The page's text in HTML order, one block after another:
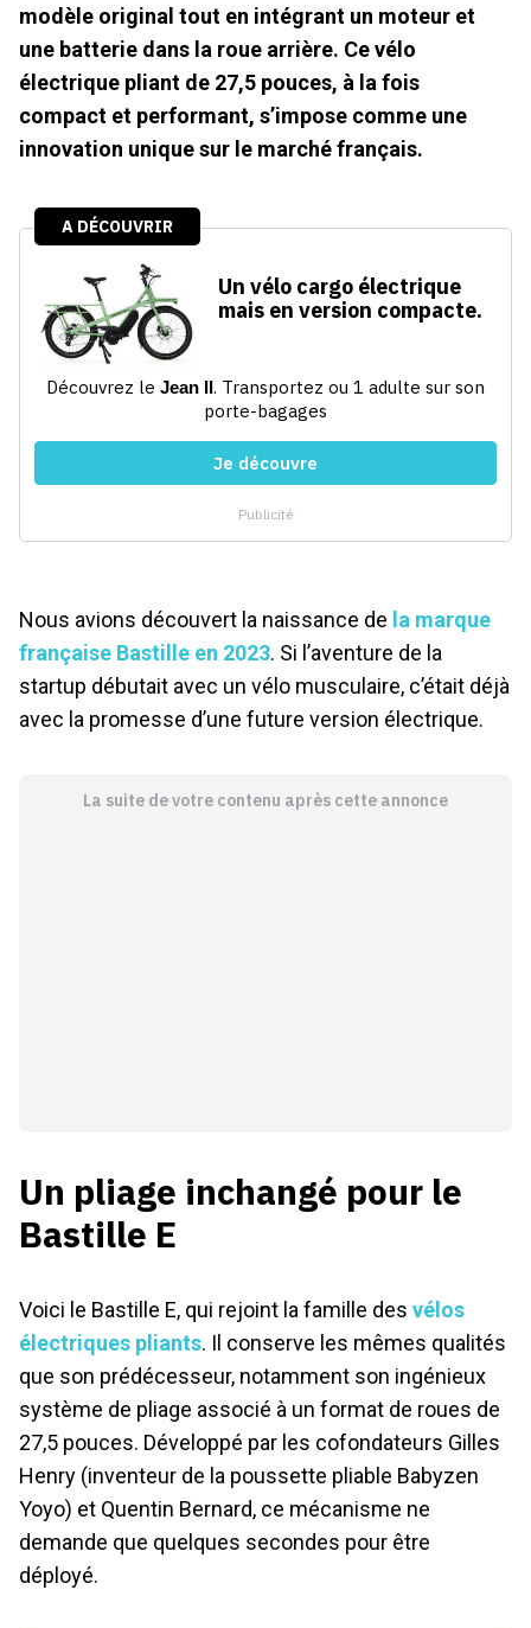
modèle original tout en intégrant un moteur et
une batterie dans la roue arrière. Ce vélo
électrique pliant de 27,5 pouces, à la fois
compact et performant, s’impose comme une
innovation unique sur le marché français.
Nous avions découvert la naissance de la marque
française Bastille en 2023. Si l’aventure de la
startup débutait avec un vélo musculaire, c’était déjà
avec la promesse d’une future version électrique.
La suite de votre contenu après cette annonce
Un pliage inchangé pour le
Bastille E
Voici le Bastille E, qui rejoint la famille des vélos
électriques pliants. Il conserve les mêmes qualités
que son prédécesseur, notamment son ingénieux
système de pliage associé à un format de roues de
27,5 pouces. Développé par les cofondateurs Gilles
Henry (inventeur de la poussette pliable Babyzen
Yoyo) et Quentin Bernard, ce mécanisme ne
demande que quelques secondes pour être
déployé.